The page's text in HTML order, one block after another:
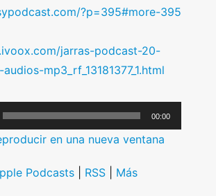
?p=395#more-395
jarras-podcast-20-
mp3_rf_13181377_1.html
00:00
en una nueva ventana
Podcasts RSS Más